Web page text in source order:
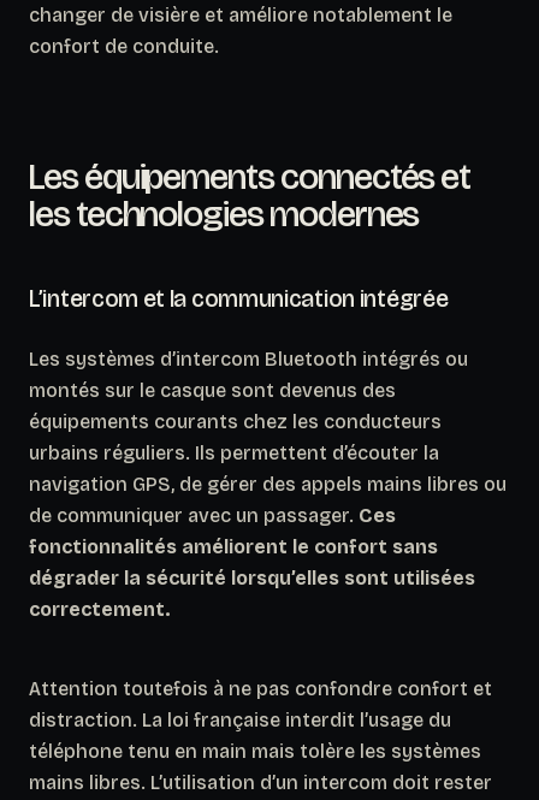
changer de visière et améliore notablement le
confort de conduite.
Les équipements connectés et
les technologies modernes
L’intercom et la communication intégrée
Les systèmes d’intercom Bluetooth intégrés ou
montés sur le casque sont devenus des
équipements courants chez les conducteurs
urbains réguliers. Ils permettent d’écouter la
navigation GPS, de gérer des appels mains libres ou
de communiquer avec un passager. Ces
fonctionnalités améliorent le confort sans
dégrader la sécurité lorsqu’elles sont utilisées
correctement.
Attention toutefois à ne pas confondre confort et
distraction. La loi française interdit l’usage du
téléphone tenu en main mais tolère les systèmes
mains libres. L’utilisation d’un intercom doit rester